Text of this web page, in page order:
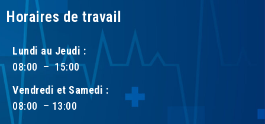
Horaires de travail
Lundi au Jeudi :
08:00 – 15:00
Vendredi et Samedi :
08:00 – 13:00